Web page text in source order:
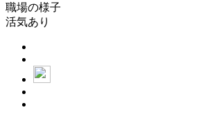
職場の様子
活気あり